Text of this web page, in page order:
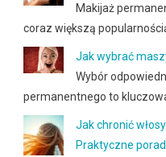
Makijaż
coraz większą
Jak wybrać
Wybór
permanentnego to
Jak chronić
Praktyczne